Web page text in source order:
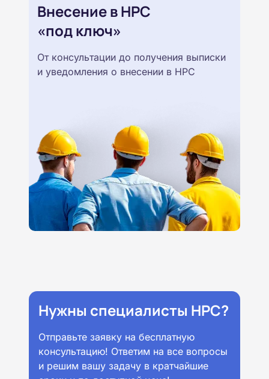
Внесение в НРС
«под ключ»
От консультации до получения выписки
и уведомления о внесении в НРС
Нужны специалисты НРС?
Отправьте заявку на бесплатную
консультацию! Ответим на все вопросы
и решим вашу задачу в кратчайшие